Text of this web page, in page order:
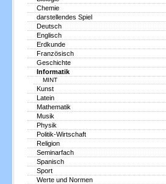
Chemie
darstellendes Spiel
Deutsch
Englisch
Erdkunde
Französisch
Geschichte
Informatik
MINT
Kunst
Latein
Mathematik
Musik
Physik
Politik-Wirtschaft
Religion
Seminarfach
Spanisch
Sport
Werte und Normen